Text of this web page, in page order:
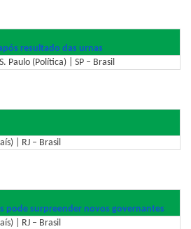
resultado das urnas
Paulo (Política) | SP – Brasil
| RJ – Brasil
pode surpreender novos governantes
| RJ – Brasil